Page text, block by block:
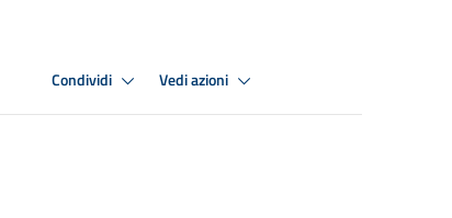
Condividi Vedi azioni